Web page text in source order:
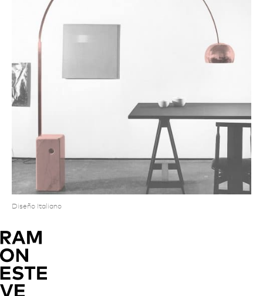
Diseño Italiano